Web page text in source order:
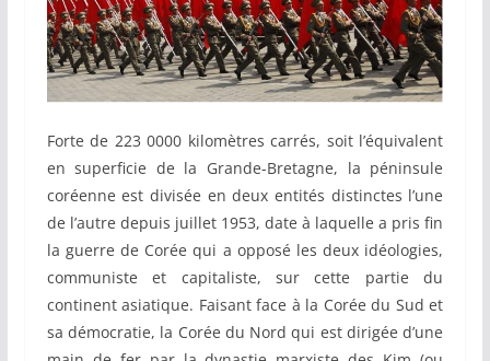
Forte de 223 0000 kilomètres carrés, soit l’équivalent
en superficie de la Grande-Bretagne, la péninsule
coréenne est divisée en deux entités distinctes l’une
de l’autre depuis juillet 1953, date à laquelle a pris fin
la guerre de Corée qui a opposé les deux idéologies,
communiste et capitaliste, sur cette partie du
continent asiatique. Faisant face à la Corée du Sud et
sa démocratie, la Corée du Nord qui est dirigée d’une